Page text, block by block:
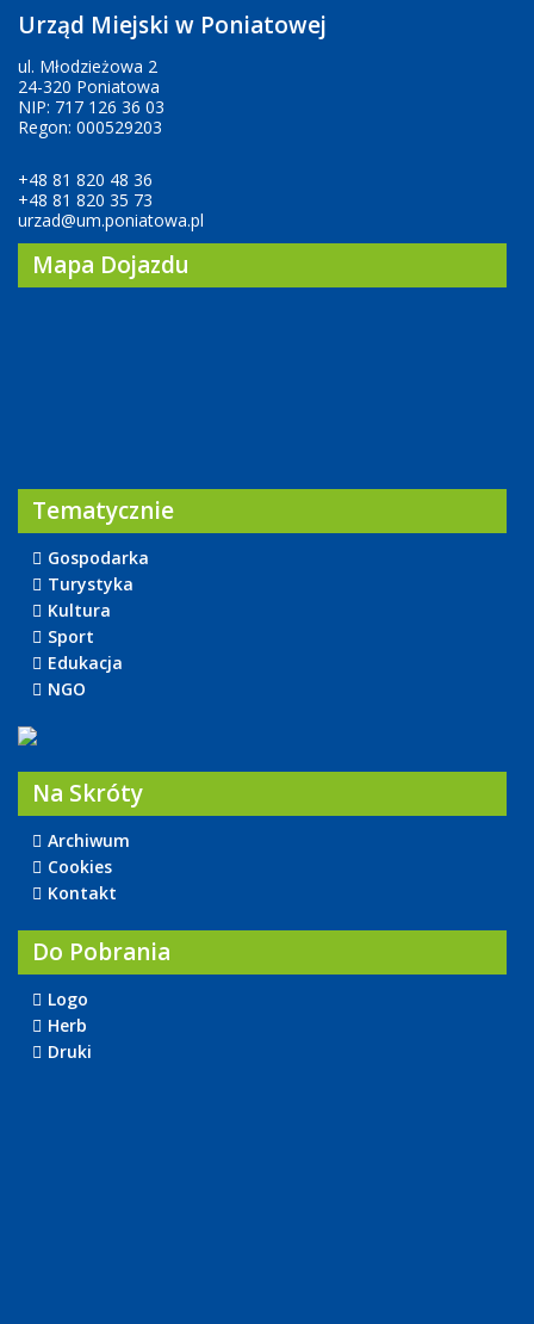
Urząd Miejski w Poniatowej
ul. Młodzieżowa 2
24-320 Poniatowa
NIP: 717 126 36 03
Regon: 000529203
+48 81 820 48 36
+48 81 820 35 73
urzad@um.poniatowa.pl
Mapa Dojazdu
Tematycznie
Gospodarka
Turystyka
Kultura
Sport
Edukacja
NGO
Na Skróty
Archiwum
Cookies
Kontakt
Do Pobrania
Logo
Herb
Druki